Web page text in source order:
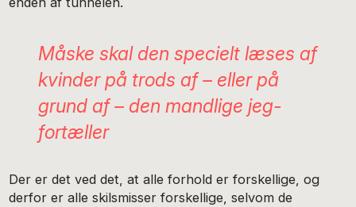
Måske skal den specielt læses af
kvinder på trods af – eller på
grund af – den mandlige jeg-
fortæller
Der er det ved det, at alle forhold er forskellige, og
derfor er alle skilsmisser forskellige, selvom de